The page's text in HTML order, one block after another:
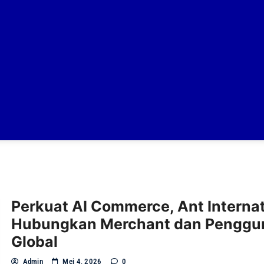
Perkuat AI Commerce, Ant
Hubungkan Merchant dan
Global
Admin Mei 4, 2026 0